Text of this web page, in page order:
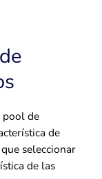
pool de
de
seleccionar
de las